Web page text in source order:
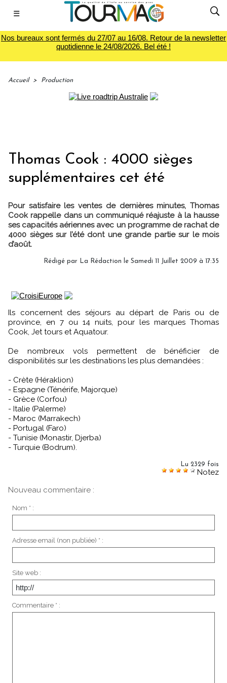
☰
Nos bureaux sont fermés du 27/07 au 16/08. Retour de la newsletter
quotidienne le 24/08/2026. Bel été !
Accueil > Production
Thomas Cook : 4000 sièges
supplémentaires cet été
Pour satisfaire les ventes de dernières minutes, Thomas
Cook rappelle dans un communiqué réajuste à la hausse
ses capacités aériennes avec un programme de rachat de
4000 sièges sur l’été dont une grande partie sur le mois
d’août.
Rédigé par La Rédaction le Samedi 11 Juillet 2009 à 17:35
Ils concernent des séjours au départ de Paris ou de
province, en 7 ou 14 nuits, pour les marques Thomas
Cook, Jet tours et Aquatour.
De nombreux vols permettent de bénéficier de
disponibilités sur les destinations les plus demandées :
- Crète (Héraklion)
- Espagne (Ténérife, Majorque)
- Grèce (Corfou)
- Italie (Palerme)
- Maroc (Marrakech)
- Portugal (Faro)
- Tunisie (Monastir, Djerba)
- Turquie (Bodrum).
Lu 2329 fois
Notez
Nouveau commentaire :
Nom * :
Adresse email (non publiée) * :
Site web :
Commentaire * :